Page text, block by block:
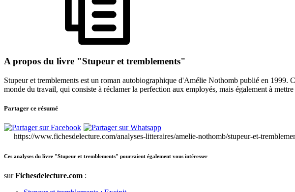
A propos du livre "Stupeur et tremblements"
Stupeur et tremblements est un roman autobiographique d'Amélie Nothomb publié en 1999.
monde du travail, qui consiste à réclamer la perfection aux employés, mais également à
Partager ce résumé
https://www.fichesdelecture.com/analyses-litteraires/amelie-nothomb/stupeur-et-
Ces analyses du livre "Stupeur et tremblements" pourraient également vous intéresser
surFichesdelecture.com :